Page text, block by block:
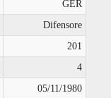
GER
Difensore
201
4
05/11/1980